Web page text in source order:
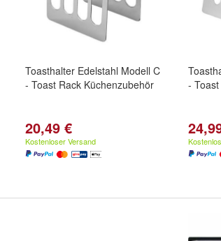
Toasthalter Edelstahl Modell C
- Toast Rack Küchenzubehör
20,49 €
Kostenloser Versand
-